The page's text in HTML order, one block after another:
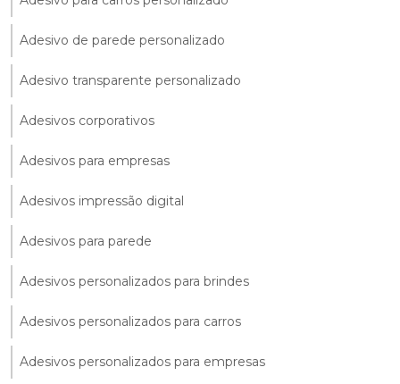
Adesivo de parede personalizado
Adesivo transparente personalizado
Adesivos corporativos
Adesivos para empresas
Adesivos impressão digital
Adesivos para parede
Adesivos personalizados para brindes
Adesivos personalizados para carros
Adesivos personalizados para empresas